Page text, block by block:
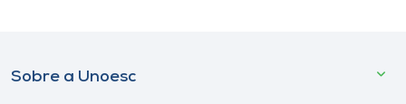
Sobre a Unoesc